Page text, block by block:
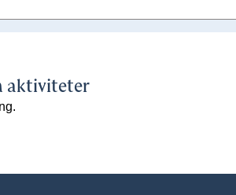
aktiviteter